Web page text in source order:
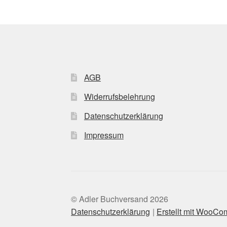
AGB
Widerrufsbelehrung
Datenschutzerklärung
Impressum
© Adler Buchversand 2026
Datenschutzerklärung
Erstellt mit